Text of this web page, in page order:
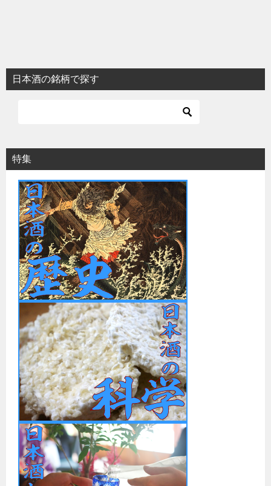
日本酒の銘柄で探す
特集